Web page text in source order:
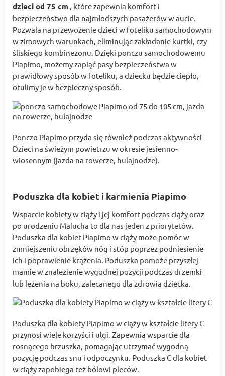
dzieci od 75 cm , które zapewnia komfort i
bezpieczeństwo dla najmłodszych pasażerów w aucie.
Pozwala na przewożenie dzieci w foteliku samochodowym
w zimowych warunkach, eliminując zakładanie kurtki, czy
śliskiego kombinezonu. Dzięki ponczu samochodowemu
Piapimo, możemy zapiąć pasy bezpieczeństwa w
prawidłowy sposób w foteliku, a dziecku będzie ciepło,
otulimy je w bezpieczny sposób.
Ponczo Piapimo przyda się również podczas aktywności
Dzieci na świeżym powietrzu w okresie jesienno-
wiosennym (jazda na rowerze, hulajnodze).
Poduszka dla kobiet i karmienia Piapimo
Wsparcie kobiety w ciąży i jej komfort podczas ciąży oraz
po urodzeniu Malucha to dla nas jeden z priorytetów.
Poduszka dla kobiet Piapimo w ciąży może pomóc w
zmniejszeniu obrzęków nóg i stóp poprzez podniesienie
ich i poprawienie krążenia. Poduszka pomoże przyszłej
mamie w znalezienie wygodnej pozycji podczas drzemki
lub leżenia na boku, zalecanego dla zdrowia dziecka.
Poduszka dla kobiety Piapimo w ciąży w kształcie litery C
przynosi wiele korzyści i ulgi. Zapewnia wsparcie dla
rosnącego brzuszka, pomagając utrzymać wygodną
pozycję podczas snu i odpoczynku. Poduszka C dla kobiet
w ciąży zapobiega też bólowi pleców.